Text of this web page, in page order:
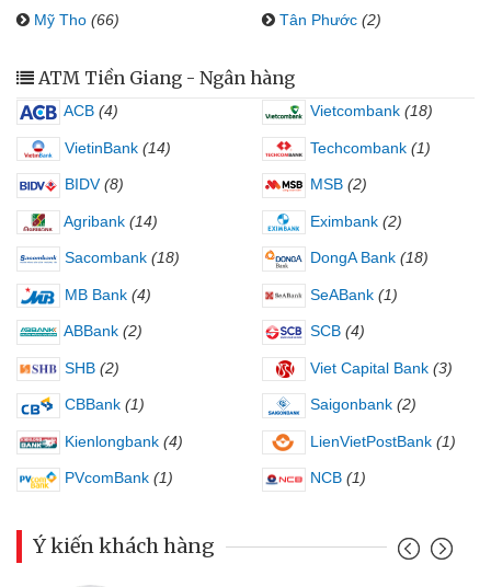
Mỹ Tho (66) Tân Phước (2)
ATM Tiền Giang - Ngân hàng
ACB (4) Vietcombank (18)
VietinBank (14) Techcombank (1)
BIDV (8) MSB (2)
Agribank (14) Eximbank (2)
Sacombank (18) DongA Bank (18)
MB Bank (4) SeABank (1)
ABBank (2) SCB (4)
SHB (2) Viet Capital Bank (3)
CBBank (1) Saigonbank (2)
Kienlongbank (4) LienVietPostBank (1)
PVcomBank (1) NCB (1)
Ý kiến khách hàng